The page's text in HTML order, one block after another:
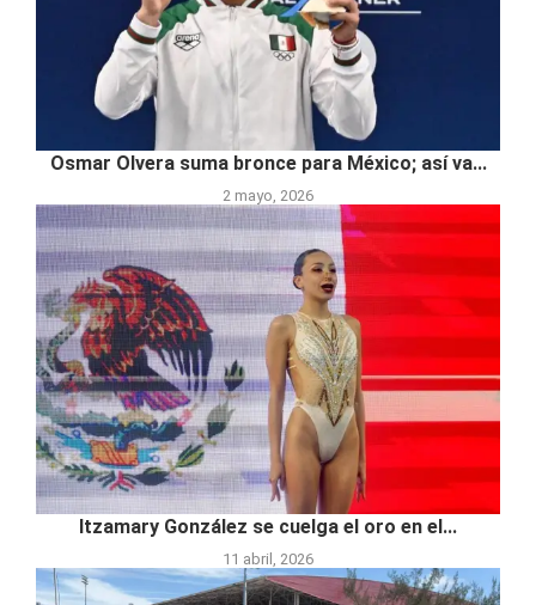
Osmar Olvera suma bronce para México; así va...
2 mayo, 2026
Itzamary González se cuelga el oro en el...
11 abril, 2026